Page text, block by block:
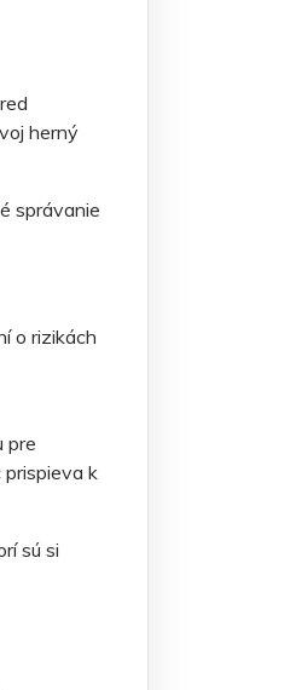
herný
správanie
o rizikách
pre
prispieva k
sú si